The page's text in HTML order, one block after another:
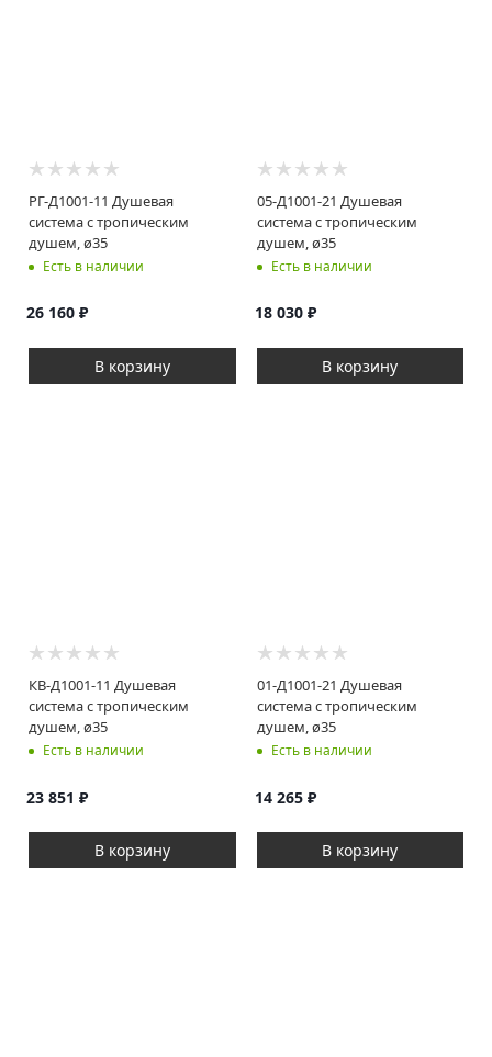
РГ-Д1001-11 Душевая
система с тропическим
душем, ø35
Есть в наличии
26 160 ₽
В корзину
05-Д1001-21 Душевая
система с тропическим
душем, ø35
Есть в наличии
18 030₽
В корзину
КВ-Д1001-11 Душевая
система с тропическим
душем, ø35
Есть в наличии
23 851 ₽
В корзину
01-Д1001-21 Душевая
система с тропическим
душем, ø35
Есть в наличии
14 265₽
В корзину